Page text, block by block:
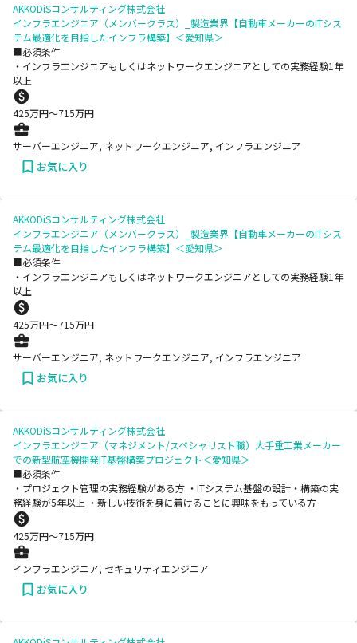
AKKODiSコンサルティング株式会社
インフラエンジニア（メンバークラス）_製造業界【自動車メーカーのITシス
テム最適化を目指したインフラ構築】＜愛知県＞
■必須条件
・インフラエンジニアもしくはネットワークエンジニアとしての実務経験1年
以上
425万円〜715万円
サーバーエンジニア, ネットワークエンジニア, インフラエンジニア
お気に入り
AKKODiSコンサルティング株式会社
インフラエンジニア（メンバークラス）_製造業界【自動車メーカーのITシス
テム最適化を目指したインフラ構築】＜愛知県＞
■必須条件
・インフラエンジニアもしくはネットワークエンジニアとしての実務経験1年
以上
425万円〜715万円
サーバーエンジニア, ネットワークエンジニア, インフラエンジニア
お気に入り
AKKODiSコンサルティング株式会社
インフラエンジニア（マネジメント/スペシャリスト職）大手重工業メーカー
での新型航空機開発IT基盤構築プロジェクト＜愛知県＞
■必須条件
・プロジェクト管理の実務経験がある方 ・ITシステム基盤の設計・構築の実
務経験が5年以上 ・新しい技術を身に着けることに興味をもっている方
425万円〜715万円
インフラエンジニア, セキュリティエンジニア
お気に入り